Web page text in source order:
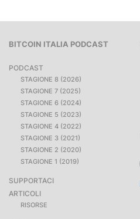
BITCOIN ITALIA PODCAST
PODCAST
STAGIONE 8 (2026)
STAGIONE 7 (2025)
STAGIONE 6 (2024)
STAGIONE 5 (2023)
STAGIONE 4 (2022)
STAGIONE 3 (2021)
STAGIONE 2 (2020)
STAGIONE 1 (2019)
SUPPORTACI
ARTICOLI
RISORSE